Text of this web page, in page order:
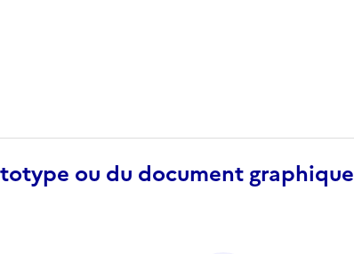
ou du document graphique